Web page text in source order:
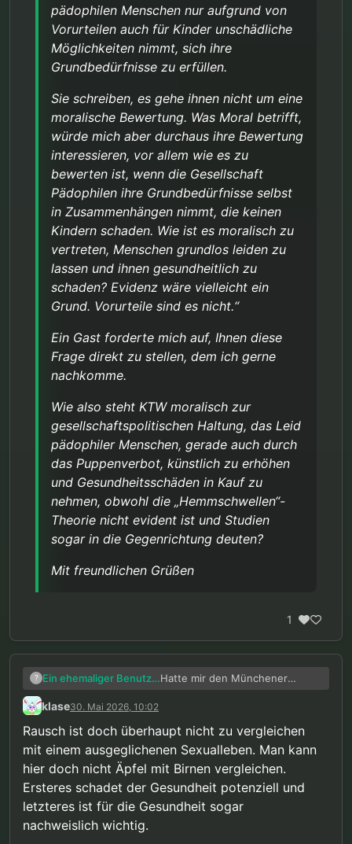
pädophilen Menschen nur aufgrund von
Vorurteilen auch für Kinder unschädliche
Möglichkeiten nimmt, sich ihre
Grundbedürfnisse zu erfüllen.
Sie schreiben, es gehe ihnen nicht um eine
moralische Bewertung. Was Moral betrifft,
würde mich aber durchaus ihre Bewertung
interessieren, vor allem wie es zu
bewerten ist, wenn die Gesellschaft
Pädophilen ihre Grundbedürfnisse selbst
in Zusammenhängen nimmt, die keinen
Kindern schaden. Wie ist es moralisch zu
vertreten, Menschen grundlos leiden zu
lassen und ihnen gesundheitlich zu
schaden? Evidenz wäre vielleicht ein
Grund. Vorurteile sind es nicht.“
Ein Gast forderte mich auf, Ihnen diese
Frage direkt zu stellen, dem ich gerne
nachkomme.
Wie also steht KTW moralisch zur
gesellschaftspolitischen Haltung, das Leid
pädophiler Menschen, gerade auch durch
das Puppenverbot, künstlich zu erhöhen
und Gesundheitsschäden in Kauf zu
nehmen, obwohl die „Hemmschwellen“-
Theorie nicht evident ist und Studien
sogar in die Gegenrichtung deuten?
Mit freundlichen Grüßen
1
? Ein ehemaliger BenutzerHatte mir den Münchener
Kommentar zum StGB in der
Puppenverbot gelesen.
die Tätertypenlehre, da primär /
hauptsächlich Pädophile
betroffen sind. Es ist somit der
einzige Straftatbestand der
ausschließlich eine Minderheit
gezielt kriminalisieren möchte,
Das Fazit ist aber leider das die
Verfassungsbeschwerden
scheitern werden, da es keine
eindeutige und überwältigende
Evidenz gibt und das BVerfG so
gut wie nie einschreitet. Die
klase30. Mai 2026, 10:02
Rausch ist doch überhaupt nicht zu vergleichen
mit einem ausgeglichenen Sexualleben. Man kann
hier doch nicht Äpfel mit Birnen vergleichen.
Ersteres schadet der Gesundheit potenziell und
letzteres ist für die Gesundheit sogar
nachweislich wichtig.